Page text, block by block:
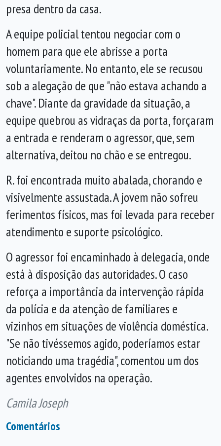
presa dentro da casa.
A equipe policial tentou negociar com o
homem para que ele abrisse a porta
voluntariamente. No entanto, ele se recusou
sob a alegação de que "não estava achando a
chave". Diante da gravidade da situação, a
equipe quebrou as vidraças da porta, forçaram
a entrada e renderam o agressor, que, sem
alternativa, deitou no chão e se entregou.
R. foi encontrada muito abalada, chorando e
visivelmente assustada. A jovem não sofreu
ferimentos físicos, mas foi levada para receber
atendimento e suporte psicológico.
O agressor foi encaminhado à delegacia, onde
está à disposição das autoridades. O caso
reforça a importância da intervenção rápida
da polícia e da atenção de familiares e
vizinhos em situações de violência doméstica.
"Se não tivéssemos agido, poderíamos estar
noticiando uma tragédia", comentou um dos
agentes envolvidos na operação.
Camila Joseph
Comentários